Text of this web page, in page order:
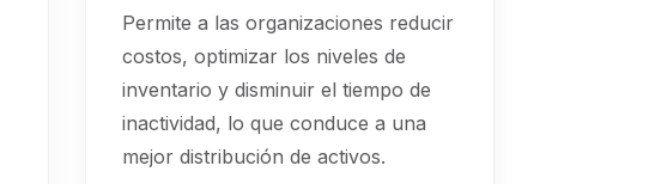
Permite a las organizaciones reducir
costos, optimizar los niveles de
inventario y disminuir el tiempo de
inactividad, lo que conduce a una
mejor distribución de activos.